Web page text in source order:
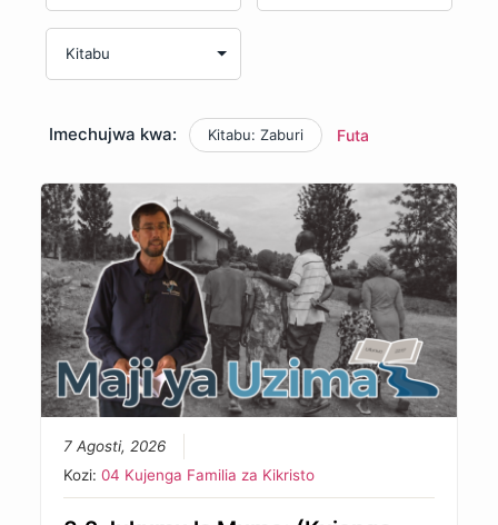
Imechujwa kwa: Kitabu: Zaburi Futa
7 Agosti, 2026
Kozi:04 Kujenga Familia za Kikristo